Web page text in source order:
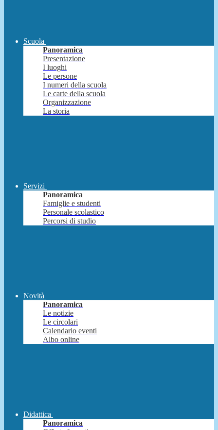
Scuola
Panoramica
Presentazione
I luoghi
Le persone
I numeri della scuola
Le carte della scuola
Organizzazione
La storia
Servizi
Panoramica
Famiglie e studenti
Personale scolastico
Percorsi di studio
Novità
Panoramica
Le notizie
Le circolari
Calendario eventi
Albo online
Didattica
Panoramica